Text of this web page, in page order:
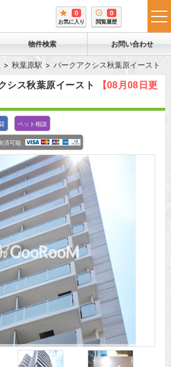
0
お気に入り
0
閲覧履歴
物件検索 お問い合わせ
秋葉原駅 パークアクシス秋葉原イースト
シス秋葉原イースト
【08月08日更
ペット相談
済可能